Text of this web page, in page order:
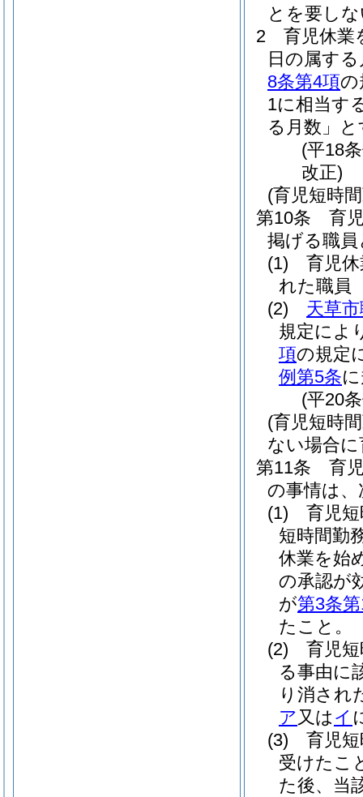
とを要し
2
育児休業
日の属す
8条第4項の
1に相当す
る月数」
(平18
改正)
(育児短時
第10条
育
掲げる職
(1)
育児
れた職員
(2)
天草
規定によ
項の規定
例第5条
(平20
(育児短時
ない場合
第11条
育
の事情は
(1)
育児
短時間勤
休業を始
の承認が
が第3条
たこと。
(2)
育児
る事由に
り消され
ア 又は イ
(3)
育児
受けたこ
た後、当